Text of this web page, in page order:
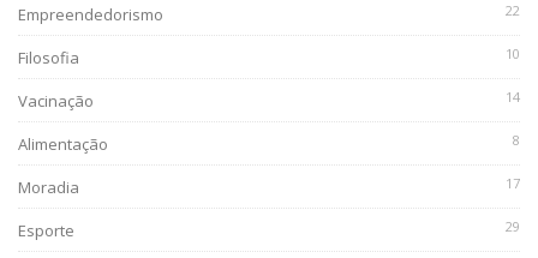
Empreendedorismo 22
Filosofia 10
Vacinação 14
Alimentação 8
Moradia 17
Esporte 29